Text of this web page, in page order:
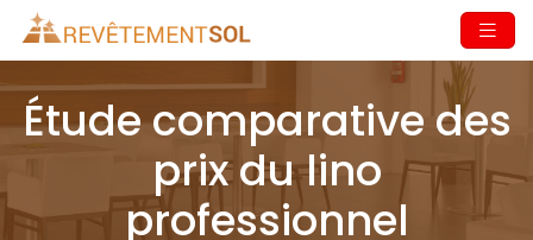
Étude comparative des
prix du lino
professionnel